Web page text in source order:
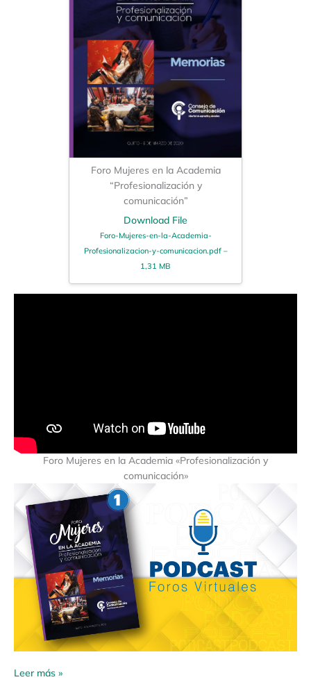
Foro Mujeres en la Academia
“Profesionalización y
comunicación”
Download File
Foro-Mujeres-en-la-Academia-
Profesionalizacion-y-comunicacion.pdf –
1,31 MB
Foro Mujeres en la Academia «Profesionalización y
comunicación»
Leer más »